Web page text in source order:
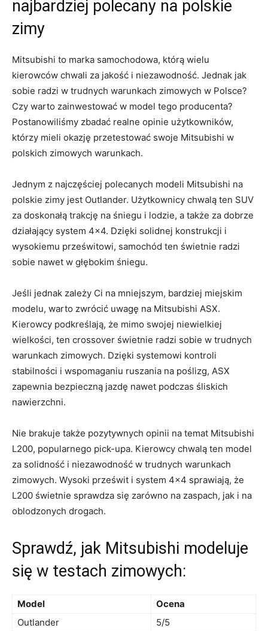
najbardziej polecany na polskie
zimy
Mitsubishi to marka samochodowa,⁤ którą wielu
kierowców chwali​ za jakość i niezawodność. Jednak jak
sobie radzi w ‌trudnych warunkach zimowych w Polsce?
Czy warto ⁣zainwestować w ‍model tego producenta?
Postanowiliśmy zbadać realne⁢ opinie użytkowników,
którzy mieli okazję przetestować swoje Mitsubishi w​
polskich zimowych warunkach.
Jednym ⁤z‍ najczęściej polecanych modeli Mitsubishi‍ na
polskie zimy​ jest Outlander. Użytkownicy⁢ chwalą ten SUV
za doskonałą trakcję na ‍śniegu i lodzie, a także za dobrze
działający‌ system 4×4. Dzięki ​solidnej konstrukcji i⁣
wysokiemu prześwitowi, samochód ten świetnie radzi
sobie nawet w głębokim śniegu.
Jeśli jednak ⁤zależy ‍Ci na ‍mniejszym, bardziej ‍miejskim
modelu, warto zwrócić ⁤uwagę⁣ na Mitsubishi ASX.
‍Kierowcy podkreślają, że mimo swojej ⁣niewielkiej
⁢wielkości, ten crossover⁢ świetnie radzi sobie w trudnych
warunkach zimowych. Dzięki systemowi kontroli
stabilności i wspomaganiu ruszania na ‍poślizg, ASX⁣
zapewnia‌ bezpieczną jazdę nawet podczas śliskich
nawierzchni.
Nie​ brakuje także ⁣pozytywnych opinii na ⁤temat Mitsubishi
L200,‌ popularnego pick-upa. Kierowcy chwalą ten⁣ model
za solidność i niezawodność w trudnych warunkach
zimowych. Wysoki‍ prześwit i‍ system 4×4 sprawiają, że
L200 świetnie sprawdza się zarówno na zaspach, jak i⁤ na
oblodzonych drogach.
Sprawdź, jak Mitsubishi modeluje
się w testach ⁣zimowych:
Model
Ocena
Outlander
5/5